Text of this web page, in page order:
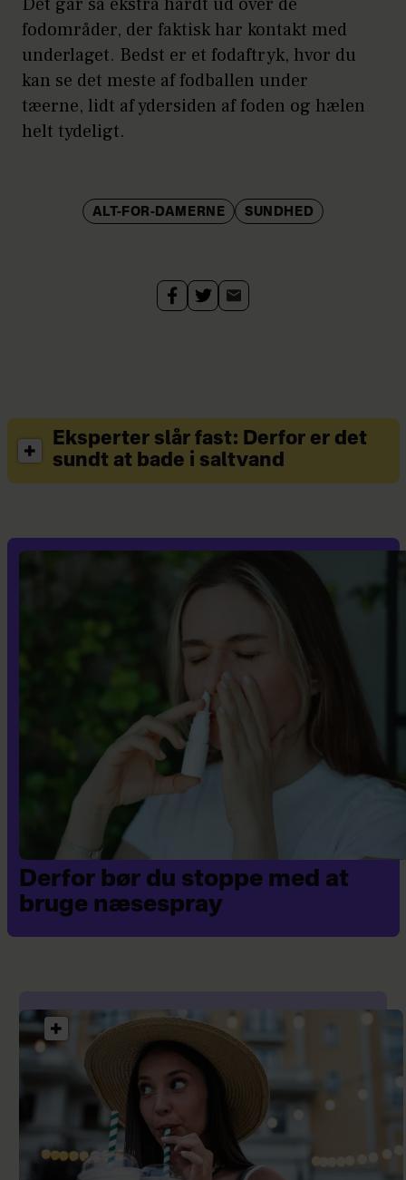
Det går så ekstra hårdt ud over de
fodområder, der faktisk har kontakt med
underlaget. Bedst er et fodaftryk, hvor du
kan se det meste af fodballen under
tæerne, lidt af ydersiden af foden og hælen
helt tydeligt.
ALT-FOR-DAMERNE SUNDHED
Eksperter slår fast: Derfor er det
sundt at bade i saltvand
Derfor bør du stoppe med at
bruge næsespray